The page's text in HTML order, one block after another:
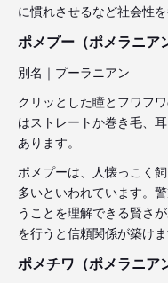
に慣れさせるなど社会性
ポメプー（ポメラニア
別名｜プーラニアン
クリッとした瞳とフワフ
はストレートか巻き毛、
あります。
ポメプーは、人懐っこく
多いといわれています。
うことを理解できる賢さ
を行うと信頼関係が築けま
ポメチワ（ポメラニア